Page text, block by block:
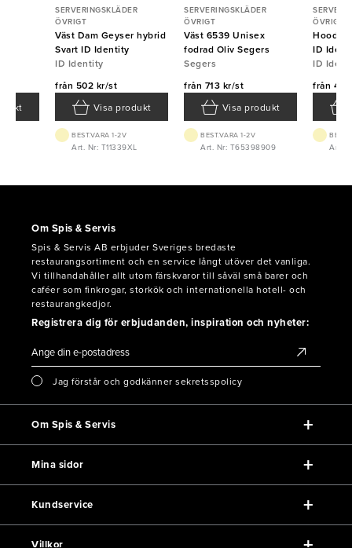
SERVERINGSKLÄDER
ÖVRIGT
Väst Dam Geyser hybrid
Svart ID Identity
ID Identity
från 502 kr/st
Visa produkt
BEST.VARA 1-2V
Art. Nr: T11339XL
SERVERINGSKLÄDER
ÖVRIGT
Väst 6539 Unisex
fodrad Oliv Segers
Segers
från 713 kr/st
Visa produkt
BEST.VARA 1-2V
Art. Nr: T65398909
ÖVRIGT
Hoodie
ID
ID
från
Art.
Om Spis & Servis
Spis & Servis AB erbjuder Sveriges bredaste
restaurangsortiment och en service långt utöver det vanliga.
Vi tillhandahåller allt utom färskvaror till såväl små barer och
caféer som finkrogar, storkök och internationella hotell- och
restaurangkedjor.
Registrera dig för erbjudanden, inspiration och nyheter:
Jag förstår och godkänner sekretsspolicy
Om Spis & Servis
Mina sidor
Kundservice
Villkor